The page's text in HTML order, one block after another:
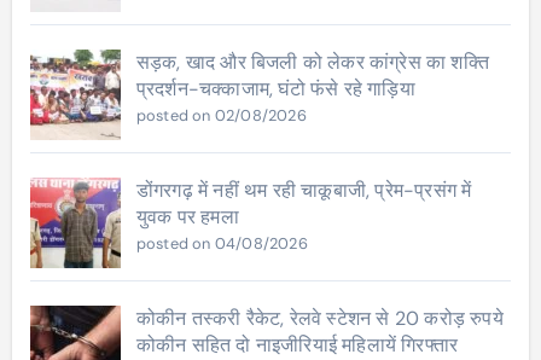
सड़क, खाद और बिजली को लेकर कांग्रेस का शक्ति
प्रदर्शन-चक्काजाम, घंटो फंसे रहे गाड़िया
posted on 02/08/2026
डोंगरगढ़ में नहीं थम रही चाकूबाजी, प्रेम-प्रसंग में
युवक पर हमला
posted on 04/08/2026
कोकीन तस्करी रैकेट, रेलवे स्टेशन से 20 करोड़ रुपये
कोकीन सहित दो नाइजीरियाई महिलायें गिरफ्तार